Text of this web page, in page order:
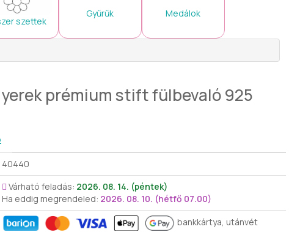
szettek
Gyűrűk Medálok
prémium stift fülbevaló 925
40440
Várható feladás: 2026. 08. 14. (péntek)
Ha eddig megrendeled: 2026. 08. 10. (hétfő 07.00)
bankkártya, utánvét